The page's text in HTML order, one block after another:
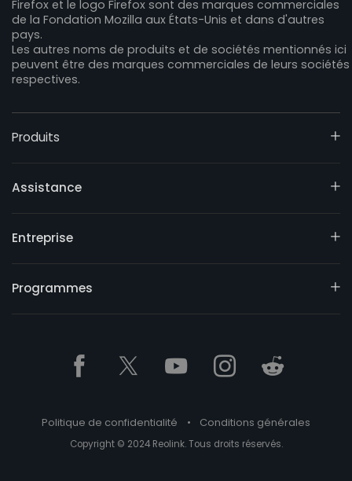
Firefox et le logo Firefox sont des marques commerciales
de la Fondation Mozilla aux États-Unis et dans d'autres
pays.
Les autres noms de produits et de sociétés mentionnés ici
peuvent être des marques commerciales de leurs sociétés
respectives.
Produits
Assistance
Entreprise
Programmes
Politique de confidentialité • Conditions générales
Copyright © 2024 Reolink. Tous droits réservés.